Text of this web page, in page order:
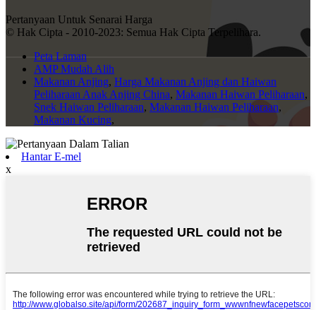
Pertanyaan Untuk Senarai Harga
© Hak Cipta - 2010-2023: Semua Hak Cipta Terpelihara.
Peta Laman
AMP Mudah Alih
Makanan Anjing, Harga Makanan Anjing dan Haiwan
Peliharaan Anak Anjing China, Makanan Haiwan Peliharaan,
Snek Haiwan Peliharaan, Makanan Haiwan Peliharaan,
Makanan Kucing,
Hantar E-mel
x